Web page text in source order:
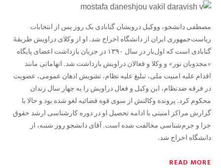
مصطفی دانشجو، ووکیل درویشان گنابادی یک روز پس از انتخابات
ریاست‌جمهوری ایران از دانشگاه اخراج شد. او از وکلای دراویش طریقهٔ
گنابادی است که اول‌بار در سال ۱۳۹۰ در جریان بازداشت اعضای پایگاه
«مجذوبان نور» و وکلا و فعالان دراویش بازداشت شد. اتهاماتی مانند
اقدام علیه امنیت ملی، تبلیغ علیه نظام، تشویش اذهان عمومی، عضویت
در فرقه ضدنظام، این وکیل و فعال دراویش را به چهار سال زندان
محکوم کرد. پرونده وکالتش از سوی قوه قضائیه لغو شده بود و حالا با
گزارش مراکز امنیتی با ادامه تحصیل او در دوره کارشناسی ارشد حقوق
جزا و جرم‌شناسی مخالفت شده است. آقای دانشجو روز شنبه، از
دانشگاه اخراج شد.
READ MORE